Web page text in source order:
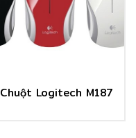
Chuột Logitech M187